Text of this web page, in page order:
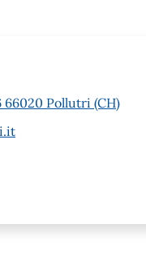
66020 Pollutri (CH)